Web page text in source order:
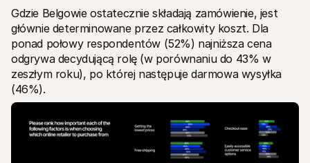
Gdzie Belgowie ostatecznie składają zamówienie, jest
głównie determinowane przez całkowity koszt. Dla
ponad połowy respondentów (52%) najniższa cena
odgrywa decydującą rolę (w porównaniu do 43% w
zeszłym roku), po której następuje darmowa wysyłka
(46%).